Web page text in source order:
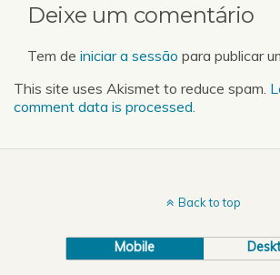
Deixe um comentário
Tem de iniciar a sessão para publicar
This site uses Akismet to reduce spam.
comment data is processed.
Back to top
Mobile